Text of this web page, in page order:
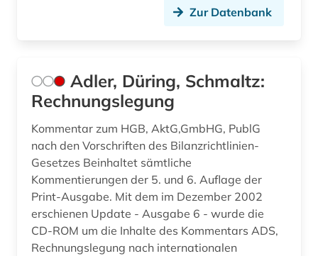
bundesregierung (1)
bundesrichtergesetz (1)
bundessozialgericht (2)
bundestag (2)
bundesverfassungsgericht (5)
Zur Datenbank
Adler, Düring, Schmaltz:
Rechnungslegung
Kommentar zum HGB, AktG,GmbHG, PublG
nach den Vorschriften des Bilanzrichtlinien-
Gesetzes Beinhaltet sämtliche
Kommentierungen der 5. und 6. Auflage der
Print-Ausgabe. Mit dem im Dezember 2002
erschienen Update - Ausgabe 6 - wurde die
CD-ROM um die Inhalte des Kommentars ADS,
Rechnungslegung nach internationalen